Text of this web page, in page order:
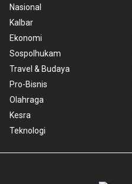
Nasional
Kalbar
Ekonomi
Sospolhukam
Travel & Budaya
Pro-Bisnis
Olahraga
Kesra
Teknologi